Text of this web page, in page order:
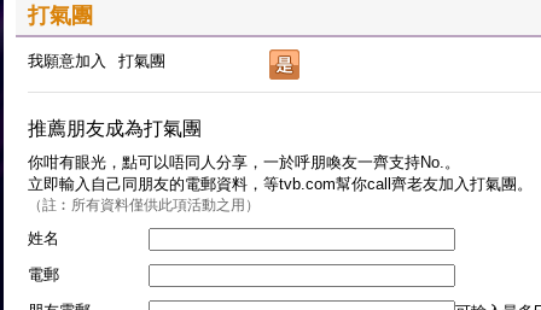
打氣團
我願意加入 打氣團
推薦朋友成為打氣團
你咁有眼光，點可以唔同人分享，一於呼朋喚友一齊支持No.。
立即輸入自己同朋友的電郵資料，等tvb.com幫你call齊老友加入打氣團。
（註︰所有資料僅供此項活動之用）
姓名
電郵